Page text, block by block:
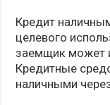
Кредит
целевого
заемщик может
Кредитные
наличными